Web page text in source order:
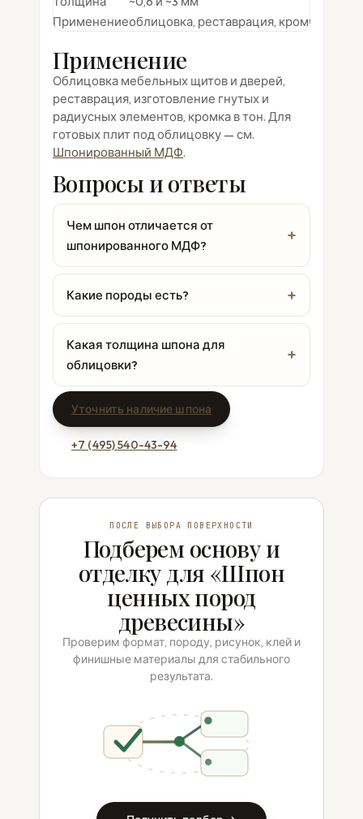
Применениеоблицовка, реставрация, кромка
Применение
Облицовка мебельных щитов и дверей,
реставрация, изготовление гнутых и
радиусных элементов, кромка в тон. Для
готовых плит под облицовку — см.
Шпонированный МДФ.
Вопросы и ответы
Чем шпон отличается от
шпонированного МДФ?
Какие породы есть?
Какая толщина шпона для
облицовки?
Уточнить наличие шпона
+7 (495) 540-43-94
ПОСЛЕ ВЫБОРА ПОВЕРХНОСТИ
Подберем основу и
отделку для «Шпон
ценных пород
древесины»
Проверим формат, породу, рисунок, клей и
финишные материалы для стабильного
результата.